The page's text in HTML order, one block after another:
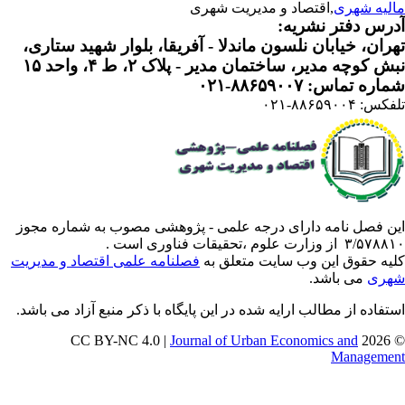
شهری ,اقتصاد و مدیریت شهری
دفتر نشریه:
خیابان نلسون ماندلا - آفریقا، بلوار شهید ستاری،
کوچه مدیر، ساختمان مدیر - پلاک ۲، ط ۴، واحد ۱۵
تماس: ۸۸۶۵۹۰۰۷-۰۲۱
۸۸۶۵۹۰۰۴-۰۲۱
فصل نامه دارای درجه علمی - پژوهشی مصوب به شماره مجوز
وزارت علوم ،تحقیقات فناوری است .
حقوق این وب سایت متعلق بهفصلنامه علمی اقتصاد و مدیریت
می باشد.
از مطالب ارایه شده در این پایگاه با ذکر منبع آزاد می باشد.
©
Journal of Urban Economics and